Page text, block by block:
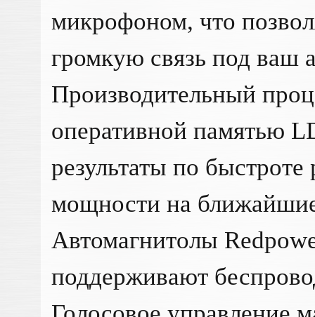
микрофоном, что
громкую связь под ваш
Производительный
оперативной памятью
результаты по
мощности на ближайшие
Автомагнитолы
поддерживают